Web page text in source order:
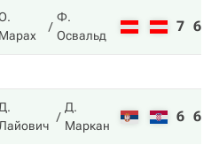
Марах
Ф.
Освальд
7 6
Д.
Лайович
Д.
Маркан
6 6